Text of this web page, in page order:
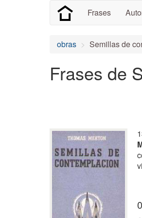
Frases
obras Semillas de
Frases de